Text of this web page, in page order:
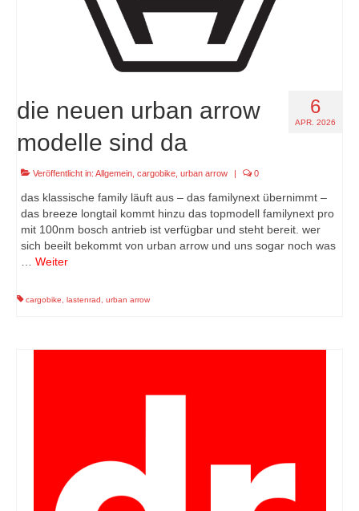
6
APR. 2026
die neuen urban arrow
modelle sind da
Veröffentlicht in: Allgemein cargobike urban arrow 0
das klassische family läuft aus – das familynext übernimmt –
das breeze longtail kommt hinzu das topmodell familynext pro
mit 100nm bosch antrieb ist verfügbar und steht bereit. wer
sich beeilt bekommt von urban arrow und uns sogar noch was
… Weiter
cargobike, lastenrad , urban arrow